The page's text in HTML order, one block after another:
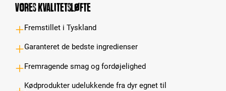
Vores kvalitetsløfte
Fremstillet i Tyskland
Garanteret de bedste ingredienser
Fremragende smag og fordøjelighed
Kødprodukter udelukkende fra dyr egnet til